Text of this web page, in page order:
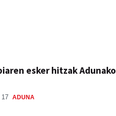
esker hitzak Adunako
17 ADUNA